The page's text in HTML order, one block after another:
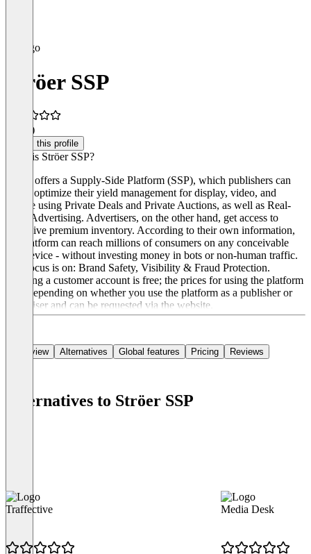
Ströer SSP
(1)
Claim this profile
What is Ströer SSP?
Ströer offers a Supply-Side Platform (SSP), which publishers can
use to optimize their yield management for display, video, and
mobile using Private Deals and Private Auctions, as well as Real-
Time Advertising. Advertisers, on the other hand, get access to
exclusive premium inventory. According to their own information,
the platform can reach millions of consumers on any conceivable
end device - without investing money in bots or non-human traffic.
The focus is on: Brand Safety, Visibility & Fraud Protection.
Creating a customer account is free; the prices for using the platform
vary depending on whether you use the platform as a publisher or
advertiser and can be requested via the website.
Overview Alternatives Global features Pricing Reviews
Alternatives to Ströer SSP
Traffective Media Desk